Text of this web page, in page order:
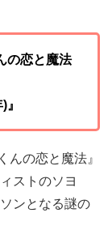
の恋と魔法
んの恋と魔法』
ストのソヨ
ンとなる謎の